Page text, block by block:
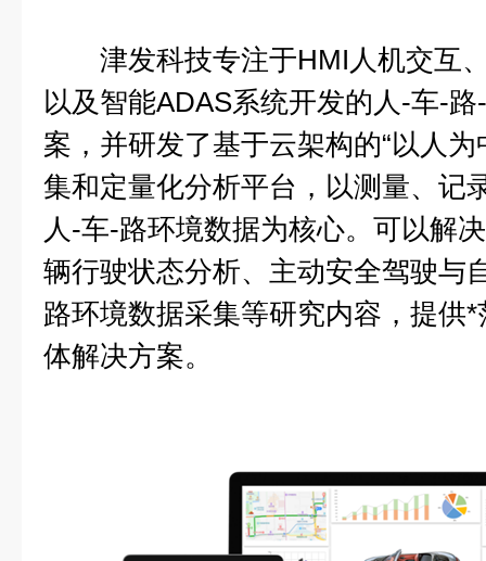
津发科技专注于HMI人机交互
以及智能ADAS系统开发的人-车-
案，并研发了基于云架构的“以人
集和定量化分析平台，以测量、记
人-车-路环境数据为核心。可以解
辆行驶状态分析、主动安全驾驶与
路环境数据采集等研究内容，提供
体解决方案。